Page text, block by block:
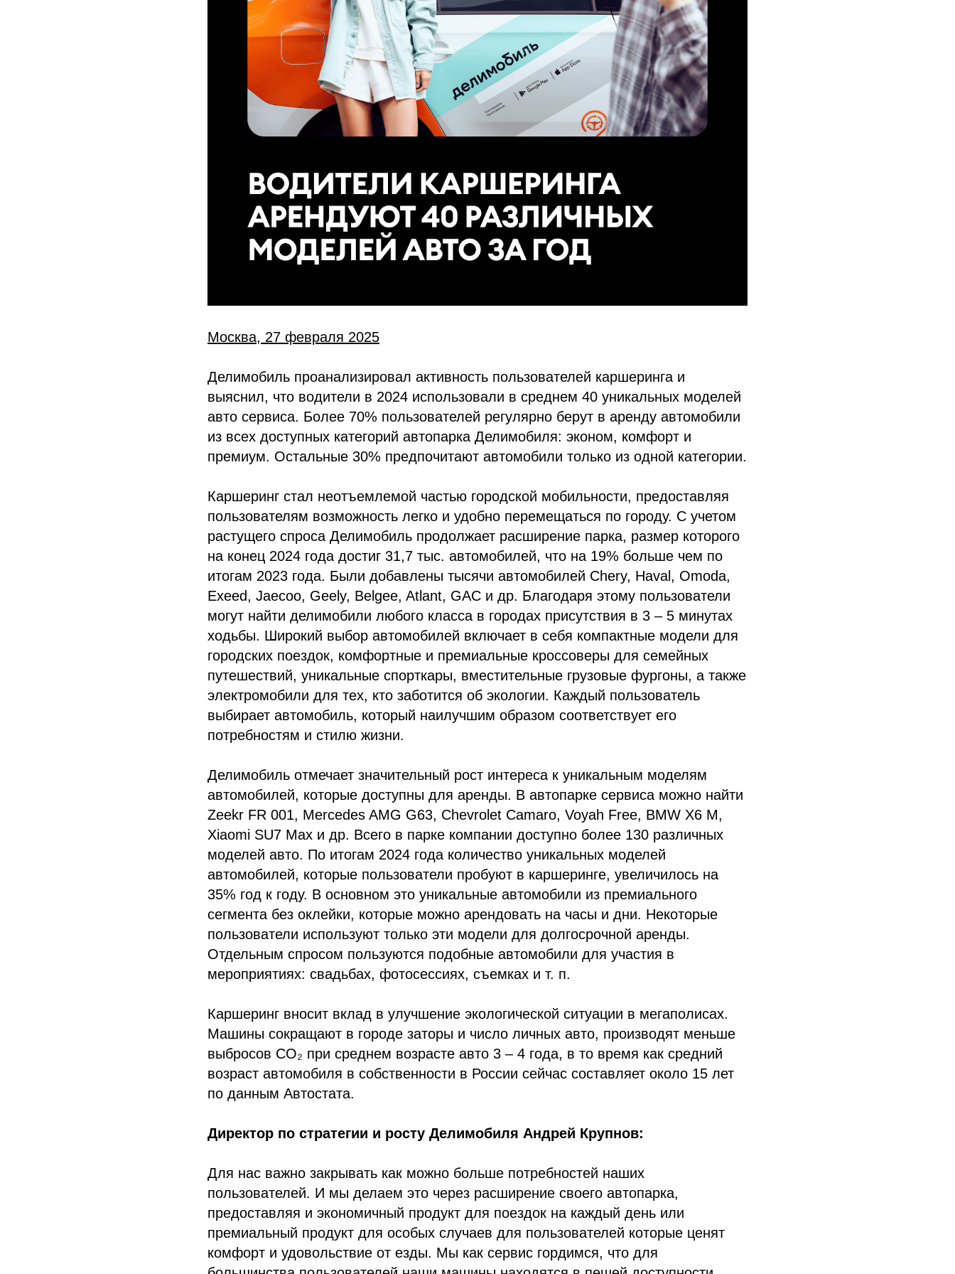
Москва, 27 февраля 2025
Делимобиль проанализировал активность пользователей каршеринга и
выяснил, что водители в 2024 использовали в среднем 40 уникальных моделей
авто сервиса. Более 70% пользователей регулярно берут в аренду автомобили
из всех доступных категорий автопарка Делимобиля: эконом, комфорт и
премиум. Остальные 30% предпочитают автомобили только из одной категории.
Каршеринг стал неотъемлемой частью городской мобильности, предоставляя
пользователям возможность легко и удобно перемещаться по городу. С учетом
растущего спроса Делимобиль продолжает расширение парка, размер которого
на конец 2024 года достиг 31,7 тыс. автомобилей, что на 19% больше чем по
итогам 2023 года. Были добавлены тысячи автомобилей Chery, Haval, Omoda,
Exeed, Jaecoo, Geely, Belgee, Atlant, GAC и др. Благодаря этому пользователи
могут найти делимобили любого класса в городах присутствия в 3 – 5 минутах
ходьбы. Широкий выбор автомобилей включает в себя компактные модели для
городских поездок, комфортные и премиальные кроссоверы для семейных
путешествий, уникальные спорткары, вместительные грузовые фургоны, а также
электромобили для тех, кто заботится об экологии. Каждый пользователь
выбирает автомобиль, который наилучшим образом соответствует его
потребностям и стилю жизни.
Делимобиль отмечает значительный рост интереса к уникальным моделям
автомобилей, которые доступны для аренды. В автопарке сервиса можно найти
Zeekr FR 001, Mercedes AMG G63, Chevrolet Camaro, Voyah Free, BMW X6 M,
Xiaomi SU7 Max и др. Всего в парке компании доступно более 130 различных
моделей авто. По итогам 2024 года количество уникальных моделей
автомобилей, которые пользователи пробуют в каршеринге, увеличилось на
35% год к году. В основном это уникальные автомобили из премиального
сегмента без оклейки, которые можно арендовать на часы и дни. Некоторые
пользователи используют только эти модели для долгосрочной аренды.
Отдельным спросом пользуются подобные автомобили для участия в
мероприятиях: свадьбах, фотосессиях, съемках и т. п.
Каршеринг вносит вклад в улучшение экологической ситуации в мегаполисах.
Машины сокращают в городе заторы и число личных авто, производят меньше
выбросов CO₂ при среднем возрасте авто 3 – 4 года, в то время как средний
возраст автомобиля в собственности в России сейчас составляет около 15 лет
по данным Автостата.
Директор по стратегии и росту Делимобиля Андрей Крупнов:
Для нас важно закрывать как можно больше потребностей наших
пользователей. И мы делаем это через расширение своего автопарка,
предоставляя и экономичный продукт для поездок на каждый день или
премиальный продукт для особых случаев для пользователей которые ценят
комфорт и удовольствие от езды. Мы как сервис гордимся, что для